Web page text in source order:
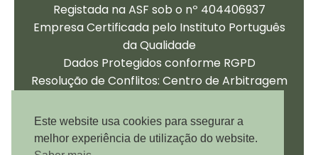
Registada na ASF sob o nº 404406937
Empresa Certificada pelo Instituto Português
da Qualidade
Dados Protegidos conforme RGPD
Resolução de Conflitos: Centro de Arbitragem
Este website usa cookies para ssegurar a
melhor experiência de utilização do website.